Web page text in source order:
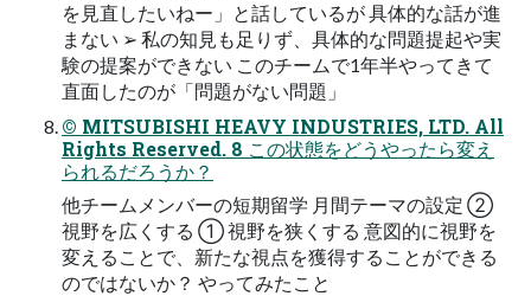
を見直したいねー」と話しているが 具体的な話が進
まない ➢ 私の知見も足りず、具体的な問題提起や実
験の提案ができない このチームで1年半やってきて
直面したのが「問題がない問題」
© MITSUBISHI HEAVY INDUSTRIES, LTD. All
Rights Reserved. 8 この状態をどうやったら変え
られるだろうか？
他チームメンバーの短期留学 月間テーマの設定 ②
視野を広くする ① 視野を狭くする 意図的に視野を
変えることで、新たな視点を獲得することができる
のではないか？ やってみたこと